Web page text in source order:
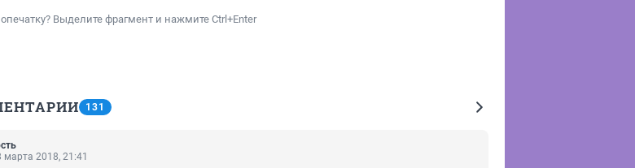
Выделите фрагмент и нажмите Ctrl+Enter
131
марта 2018, 21:41